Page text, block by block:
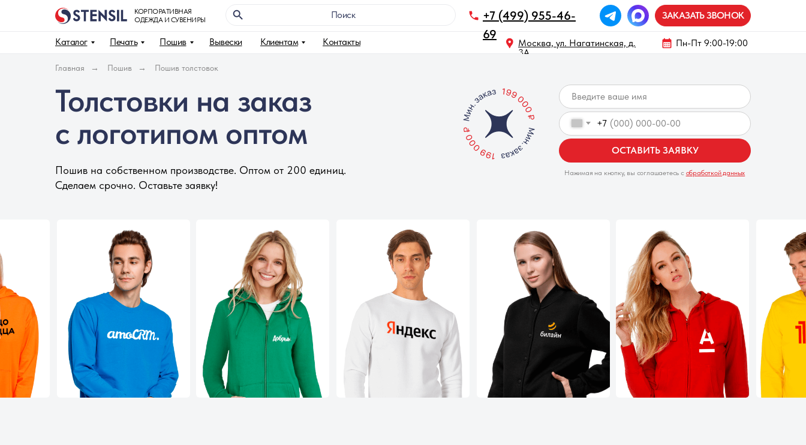
ЗАКАЗАТЬ ЗВОНОК
Клиентам
Пошив Контакты
Вывески
Печать
Каталог
Поискㅤㅤㅤㅤㅤㅤㅤㅤㅤㅤㅤㅤㅤㅤㅤㅤ
КОРПОРАТИВНАЯ
ОДЕЖДА И СУВЕНИРЫ
+7 (499) 955-46-
69
Москва, ул. Нагатинская, д.
3A
Пн-Пт 9:00-19:00
Главная → Пошив → Пошив толстовок
Толстовки на заказ
с логотипом оптом
+7
ОСТАВИТЬ ЗАЯВКУ
Пошив на собственном производстве. Оптом от 200 единиц.
Сделаем срочно. Оставьте заявку!
Нажимая на кнопку, вы соглашаетесь с обработкой данных